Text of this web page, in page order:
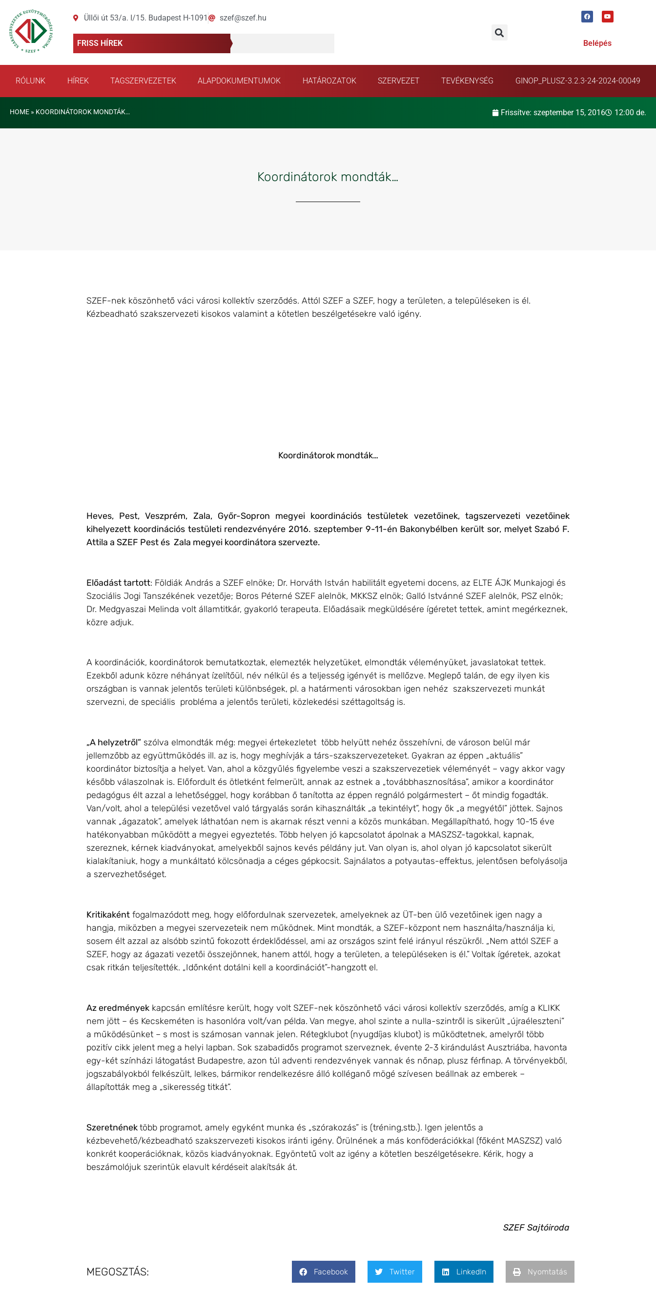
Üllői út 53/a. I/15. Budapest H-1091 szef@szef.hu
FRISS HÍREK Belépés
RÓLUNK HÍREK TAGSZERVEZETEK ALAPDOKUMENTUMOK HATÁROZATOK SZERVEZET TEVÉKENYSÉG GINOP_PLUSZ-3.2.3-24-2024-00049
HOME » KOORDINÁTOROK MONDTÁK… Frissítve: szeptember 15, 2016 12:00 de.
Koordinátorok mondták…
SZEF-nek köszönhető váci városi kollektív szerződés. Attól SZEF a SZEF, hogy a területen, a településeken is él.
Kézbeadható szakszervezeti kisokos valamint a kötetlen beszélgetésekre való igény.
Koordinátorok mondták…
Heves, Pest, Veszprém, Zala, Győr-Sopron megyei koordinációs testületek vezetőinek, tagszervezeti vezetőinek
kihelyezett koordinációs testületi rendezvényére 2016. szeptember 9-11-én Bakonybélben került sor, melyet Szabó F.
Attila a SZEF Pest és Zala megyei koordinátora szervezte.
Előadást tartott: Földiák András a SZEF elnöke; Dr. Horváth István habilitált egyetemi docens, az ELTE ÁJK Munkajogi és
Szociális Jogi Tanszékének vezetője; Boros Péterné SZEF alelnök, MKKSZ elnök; Galló Istvánné SZEF alelnök, PSZ elnök;
Dr. Medgyaszai Melinda volt államtitkár, gyakorló terapeuta. Előadásaik megküldésére ígéretet tettek, amint megérkeznek,
közre adjuk.
A koordinációk, koordinátorok bemutatkoztak, elemezték helyzetüket, elmondták véleményüket, javaslatokat tettek.
Ezekből adunk közre néhányat ízelítőül, név nélkül és a teljesség igényét is mellőzve. Meglepő talán, de egy ilyen kis
országban is vannak jelentős területi különbségek, pl. a határmenti városokban igen nehéz szakszervezeti munkát
szervezni, de speciális probléma a jelentős területi, közlekedési széttagoltság is.
„A helyzetről” szólva elmondták még: megyei értekezletet több helyütt nehéz összehívni, de városon belül már
jellemzőbb az együttműködés ill. az is, hogy meghívják a társ-szakszervezeteket. Gyakran az éppen „aktuális”
koordinátor biztosítja a helyet. Van, ahol a közgyűlés figyelembe veszi a szakszervezetiek véleményét – vagy akkor vagy
később válaszolnak is. Előfordult és ötletként felmerült, annak az estnek a „továbbhasznosítása”, amikor a koordinátor
pedagógus élt azzal a lehetőséggel, hogy korábban ő tanította az éppen regnáló polgármestert – őt mindig fogadták.
Van/volt, ahol a települési vezetővel való tárgyalás során kihasználták „a tekintélyt”, hogy ők „a megyétől” jöttek. Sajnos
vannak „ágazatok”, amelyek láthatóan nem is akarnak részt venni a közös munkában. Megállapítható, hogy 10-15 éve
hatékonyabban működött a megyei egyeztetés. Több helyen jó kapcsolatot ápolnak a MASZSZ-tagokkal, kapnak,
szereznek, kérnek kiadványokat, amelyekből sajnos kevés példány jut. Van olyan is, ahol olyan jó kapcsolatot sikerült
kialakítaniuk, hogy a munkáltató kölcsönadja a céges gépkocsit. Sajnálatos a potyautas-effektus, jelentősen befolyásolja
a szervezhetőséget.
Kritikaként fogalmazódott meg, hogy előfordulnak szervezetek, amelyeknek az ÜT-ben ülő vezetőinek igen nagy a
hangja, miközben a megyei szervezeteik nem működnek. Mint mondták, a SZEF-központ nem használta/használja ki,
sosem élt azzal az alsóbb szintű fokozott érdeklődéssel, ami az országos szint felé irányul részükről. „Nem attól SZEF a
SZEF, hogy az ágazati vezetői összejönnek, hanem attól, hogy a területen, a településeken is él.” Voltak ígéretek, azokat
csak ritkán teljesítették. „Időnként dotálni kell a koordinációt”-hangzott el.
Az eredmények kapcsán említésre került, hogy volt SZEF-nek köszönhető váci városi kollektív szerződés, amíg a KLIKK
nem jött – és Kecskeméten is hasonlóra volt/van példa. Van megye, ahol szinte a nulla-szintről is sikerült „újraéleszteni”
a működésünket – s most is számosan vannak jelen. Rétegklubot (nyugdíjas klubot) is működtetnek, amelyről több
pozitív cikk jelent meg a helyi lapban. Sok szabadidős programot szerveznek, évente 2-3 kirándulást Ausztriába, havonta
egy-két színházi látogatást Budapestre, azon túl adventi rendezvények vannak és nőnap, plusz férfinap. A törvényekből,
jogszabályokból felkészült, lelkes, bármikor rendelkezésre álló kolléganő mögé szívesen beállnak az emberek –
állapították meg a „sikeresség titkát”.
Szeretnénektöbb programot, amely egyként munka és „szórakozás” is (tréning,stb.). Igen jelentős a
kézbevehető/kézbeadható szakszervezeti kisokos iránti igény. Örülnének a más konföderációkkal (főként MASZSZ) való
konkrét kooperációknak, közös kiadványoknak. Egyöntetű volt az igény a kötetlen beszélgetésekre. Kérik, hogy a
beszámolójuk szerintük elavult kérdéseit alakítsák át.
SZEF Sajtóiroda
MEGOSZTÁS: Facebook Twitter LinkedIn Nyomtatás